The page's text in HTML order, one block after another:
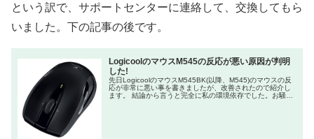
という訳で、サポートセンターに連絡して、交換してもら
いました。下の記事の後です。
LogicoolのマウスM545の反応が悪い原因が判明
した!
先日LogicoolのマウスM545BK(以降、M545)のマウスの反
応が非常に悪い事を書きましたが、改善されたので紹介し
ます。 結論から言うと完全に私の環境依存でした。お騒が